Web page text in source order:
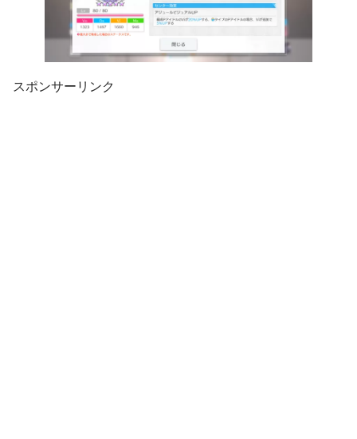
スポンサーリンク